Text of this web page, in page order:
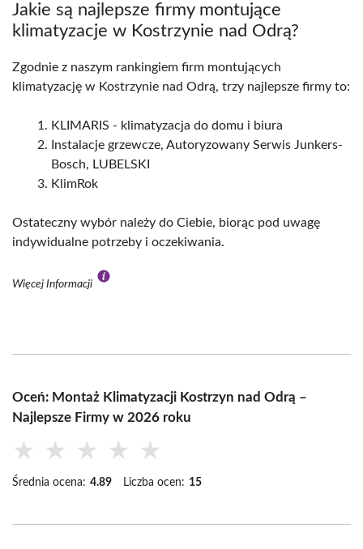
Jakie są najlepsze firmy montujące
klimatyzacje w Kostrzynie nad Odrą?
Zgodnie z naszym rankingiem firm montujących
klimatyzację w Kostrzynie nad Odrą, trzy najlepsze firmy to:
KLIMARIS - klimatyzacja do domu i biura
Instalacje grzewcze, Autoryzowany Serwis Junkers-
Bosch, LUBELSKI
KlimRok
Ostateczny wybór należy do Ciebie, biorąc pod uwagę
indywidualne potrzeby i oczekiwania.
Więcej Informacji
Oceń: Montaż Klimatyzacji Kostrzyn nad Odrą –
Najlepsze Firmy w 2026 roku
★ ★ ★ ★ ★
Średnia ocena: 4.89 Liczba ocen: 15